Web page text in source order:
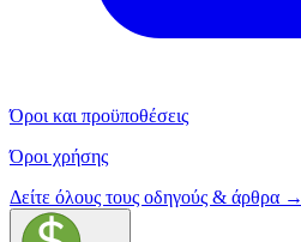
Όροι και προϋποθέσεις
Όροι χρήσης
Δείτε όλους τους οδηγούς & άρθρα →